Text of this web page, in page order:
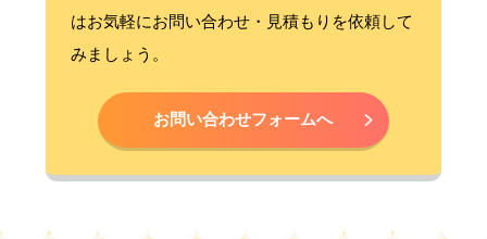
はお気軽にお問い合わせ・見積もりを依頼して
みましょう。
お問い合わせフォームへ